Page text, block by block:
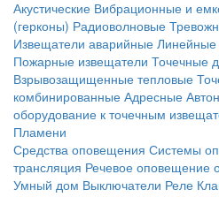
Акустические Вибрационные и
(герконы) Радиоволновые
Извещатели аварийные Линейные
Пожарные извещатели Точечные
Взрывозащищенные тепловые
комбинированные Адресные
оборудование к точечным
Пламени
Средства оповещения Системы
трансляция Речевое оповещение
Умный дом Выключатели Реле